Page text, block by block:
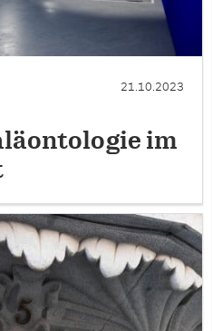
21.10.2023
im